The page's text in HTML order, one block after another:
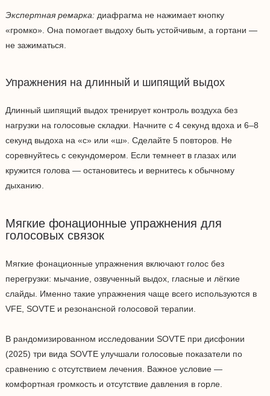
Экспертная ремарка: диафрагма не нажимает кнопку
«громко». Она помогает выдоху быть устойчивым, а гортани —
не зажиматься.
Упражнения на длинный и шипящий выдох
Длинный шипящий выдох тренирует контроль воздуха без
нагрузки на голосовые складки. Начните с 4 секунд вдоха и 6–8
секунд выдоха на «с» или «ш». Сделайте 5 повторов. Не
соревнуйтесь с секундомером. Если темнеет в глазах или
кружится голова — остановитесь и вернитесь к обычному
дыханию.
Мягкие фонационные упражнения для
голосовых связок
Мягкие фонационные упражнения включают голос без
перегрузки: мычание, озвученный выдох, гласные и лёгкие
слайды. Именно такие упражнения чаще всего используются в
VFE, SOVTE и резонансной голосовой терапии.
В рандомизированном исследовании SOVTE при дисфонии
(2025) три вида SOVTE улучшали голосовые показатели по
сравнению с отсутствием лечения. Важное условие —
комфортная громкость и отсутствие давления в горле.